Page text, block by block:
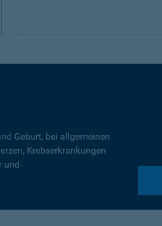
Geburt, bei allgemeinen
Krebserkrankungen
und